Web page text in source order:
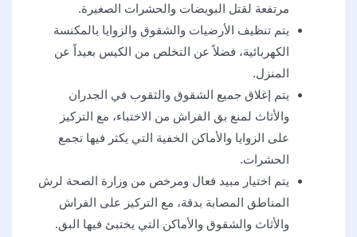
مرتفعة لقتل البويضات والحشرات الصغيرة.
يتم تنظيف الأرضيات والشقوق والزوايا بالمكنسة
الكهربائية، فضلاً عن التخلص من الكيس بعيداً عن
المنزل.
يتم إغلاق جميع الشقوق والثقوب في الجدران
والأثاث لمنع بق الفراش من الاختباء، مع التركيز
على الزوايا والأماكن الخفية التي يكثر فيها تجمع
الحشرات.
يتم اختيار مبيد فعال ومرخص من وزارة الصحة لرش
المناطق المصابة بدقة، مع التركيز على الفراش
والأثاث والشقوق والأماكن التي يختبئ فيها البق.